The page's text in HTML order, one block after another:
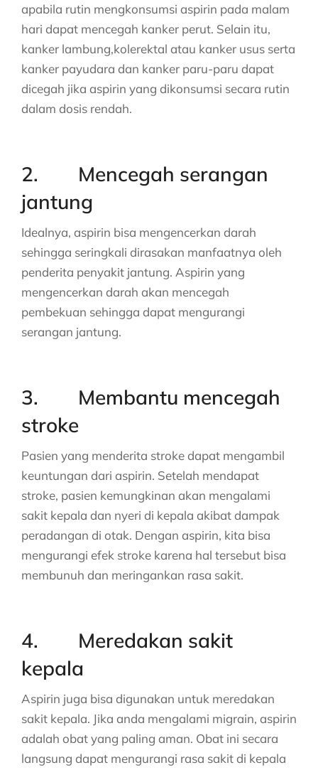
apabila rutin mengkonsumsi aspirin pada malam
hari dapat mencegah kanker perut. Selain itu,
kanker lambung,kolerektal atau kanker usus serta
kanker payudara dan kanker paru-paru dapat
dicegah jika aspirin yang dikonsumsi secara rutin
dalam dosis rendah.
2. Mencegah serangan
jantung
Idealnya, aspirin bisa mengencerkan darah
sehingga seringkali dirasakan manfaatnya oleh
penderita penyakit jantung. Aspirin yang
mengencerkan darah akan mencegah
pembekuan sehingga dapat mengurangi
serangan jantung.
3. Membantu mencegah
stroke
Pasien yang menderita stroke dapat mengambil
keuntungan dari aspirin. Setelah mendapat
stroke, pasien kemungkinan akan mengalami
sakit kepala dan nyeri di kepala akibat dampak
peradangan di otak. Dengan aspirin, kita bisa
mengurangi efek stroke karena hal tersebut bisa
membunuh dan meringankan rasa sakit.
4. Meredakan sakit
kepala
Aspirin juga bisa digunakan untuk meredakan
sakit kepala. Jika anda mengalami migrain, aspirin
adalah obat yang paling aman. Obat ini secara
langsung dapat mengurangi rasa sakit di kepala